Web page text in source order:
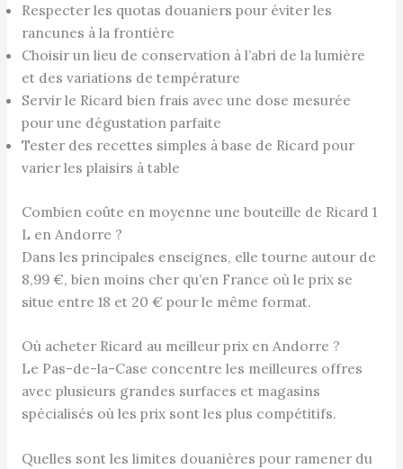
Respecter les quotas douaniers pour éviter les
rancunes à la frontière
Choisir un lieu de conservation à l’abri de la lumière
et des variations de température
Servir le Ricard bien frais avec une dose mesurée
pour une dégustation parfaite
Tester des recettes simples à base de Ricard pour
varier les plaisirs à table
Combien coûte en moyenne une bouteille de Ricard 1
L en Andorre ?
Dans les principales enseignes, elle tourne autour de
8,99 €, bien moins cher qu’en France où le prix se
situe entre 18 et 20 € pour le même format.
Où acheter Ricard au meilleur prix en Andorre ?
Le Pas-de-la-Case concentre les meilleures offres
avec plusieurs grandes surfaces et magasins
spécialisés où les prix sont les plus compétitifs.
Quelles sont les limites douanières pour ramener du